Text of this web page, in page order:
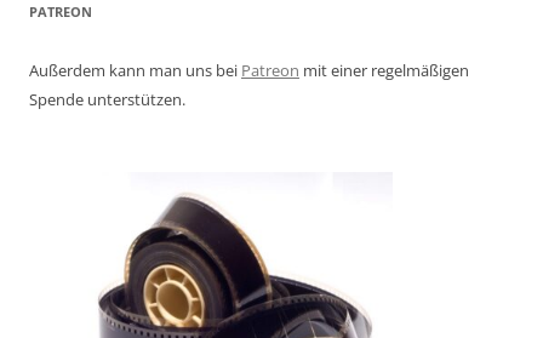
PATREON
Außerdem kann man uns bei Patreon mit einer regelmäßigen
Spende unterstützen.